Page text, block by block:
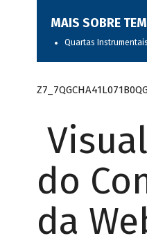
MAIS SOBRE
Quartas
do
da